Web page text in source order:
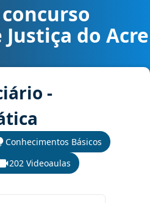
de Justiça do Acre cargo
do Acre
-
Conhecimentos Básicos
202 Videoaulas